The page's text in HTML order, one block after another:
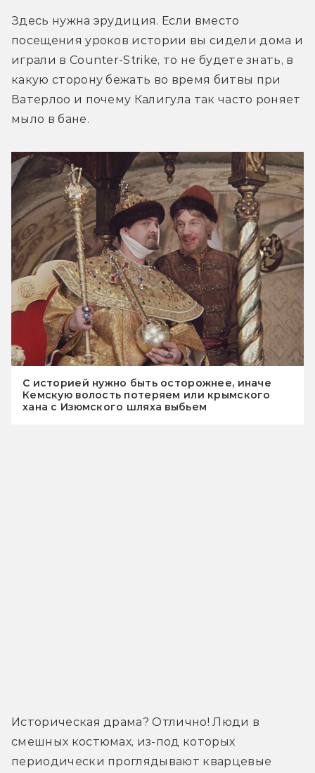
Здесь нужна эрудиция. Если вместо
посещения уроков истории вы сидели дома и
играли в Counter-Strike, то не будете знать, в
какую сторону бежать во время битвы при
Ватерлоо и почему Калигула так часто роняет
мыло в бане.
С историей нужно быть осторожнее, иначе
Кемскую волость потеряем или крымского
хана с Изюмского шляха выбьем
Историческая драма? Отлично! Люди в
смешных костюмах, из-под которых
периодически проглядывают кварцевые